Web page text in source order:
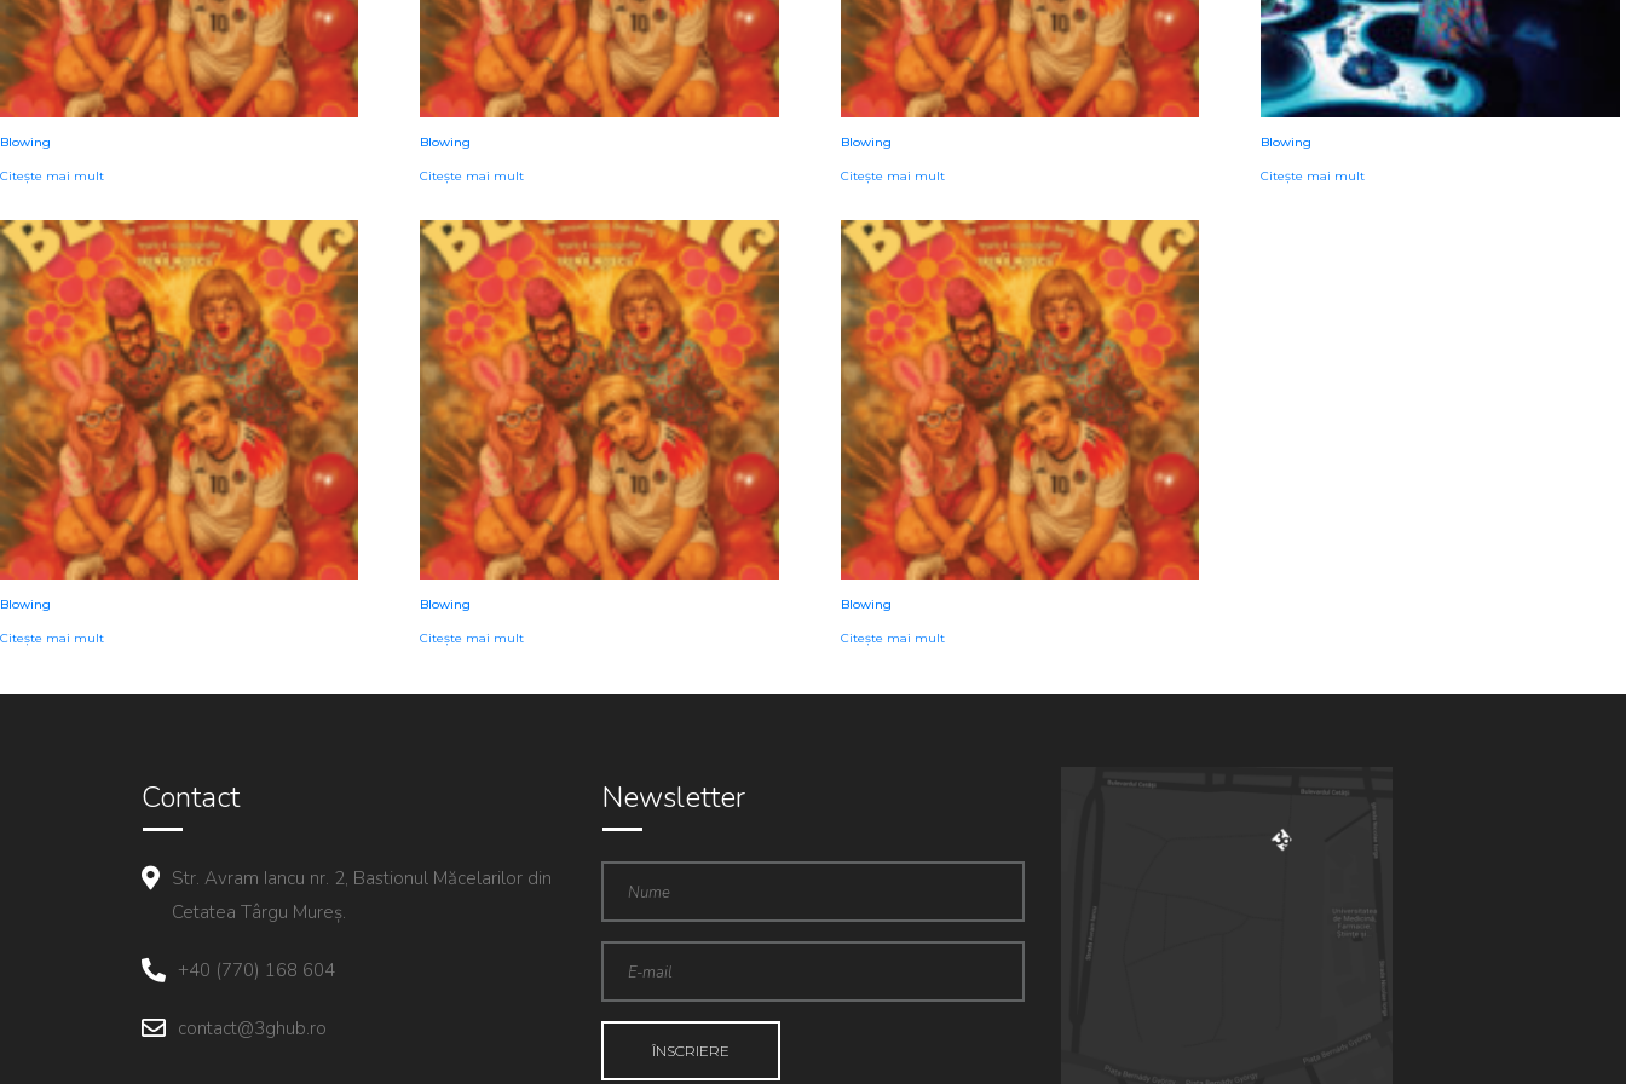
Blowing
Citește mai mult
Blowing
Citește mai mult
Blowing
Citește mai mult
Blowing
Citește mai mult
Blowing
Citește mai mult
Blowing
Citește mai mult
Blowing
Citește mai mult
Contact
Str. Avram Iancu nr. 2, Bastionul Măcelarilor din
Cetatea Târgu Mureș.
+40 (770) 168 604
contact@3ghub.ro
Newsletter